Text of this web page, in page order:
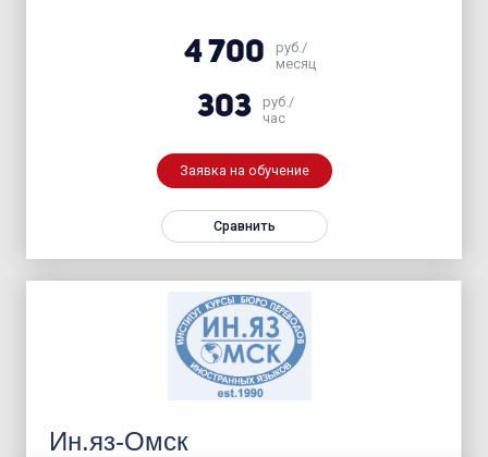
4 700
руб./
месяц
303
руб./
час
Заявка на обучение
Сравнить
Ин.яз-Омск